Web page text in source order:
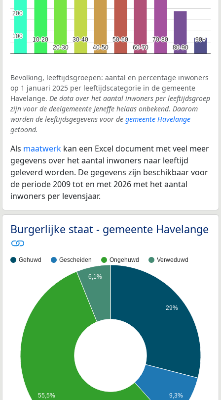
10-20
10-20
20-30
20-30
30-40
30-40
40-50
40-50
50-60
50-60
60-70
60-70
70-80
70-80
80-90
80-90
90+
90+
100
100
200
200
Bevolking, leeftijdsgroepen: aantal en percentage inwoners
op 1 januari 2025 per leeftijdscategorie in de gemeente
Havelange. De data over het aantal inwoners per leeftijdsgroep
zijn voor de deelgemeente Jeneffe helaas onbekend. Daarom
worden de leeftijdsgegevens voor de gemeente Havelange
getoond.
Als maatwerk kan een Excel document met veel meer
gegevens over het aantal inwoners naar leeftijd
geleverd worden. De gegevens zijn beschikbaar voor
de periode 2009 tot en met 2026 met het aantal
inwoners per levensjaar.
Burgerlijke staat - gemeente Havelange
Gehuwd Gescheiden Ongehuwd Verweduwd
29%
9,3%
6,1%
55,5%